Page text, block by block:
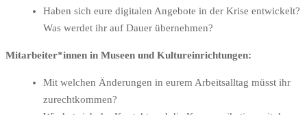
Haben sich eure digitalen Angebote in der Krise entwickelt?
Was werdet ihr auf Dauer übernehmen?
Mitarbeiter*innen in Museen und Kultureinrichtungen:
Mit welchen Änderungen in eurem Arbeitsalltag müsst ihr
zurechtkommen?